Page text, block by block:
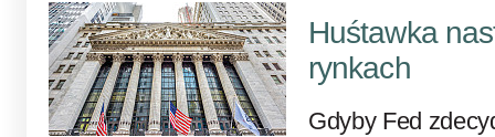
Huśtawka
rynkach
Gdyby Fed